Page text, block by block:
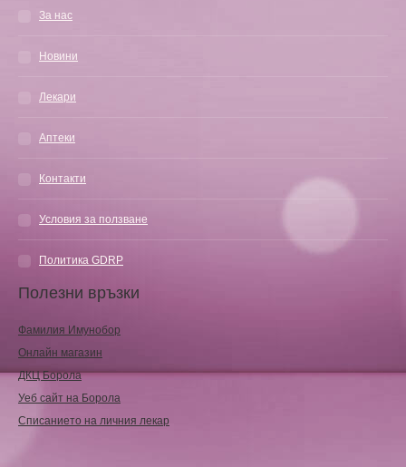
new
За нас
Новини
Лекари
Аптеки
Контакти
Условия за ползване
Политика GDRP
Полезни връзки
Фамилия Имунобор
Онлайн магазин
ДКЦ Борола
Уеб сайт на Борола
Списанието на личния лекар